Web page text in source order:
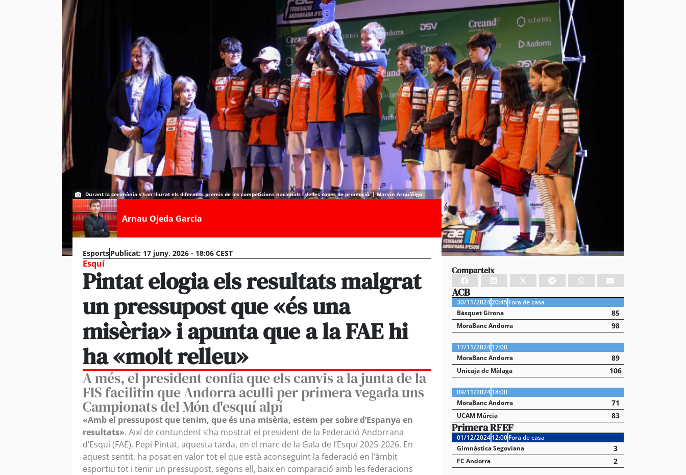
Durant la cerimònia s’han lliurat els diferents premis de les competicions nacionals i de les copes de promoció. | Marvin Arquíñigo
Arnau Ojeda Garcia
EsportsPublicat: 17 juny, 2026 - 18:06 CEST
Esquí
Pintat elogia els resultats malgrat
un pressupost que «és una
misèria» i apunta que a la FAE hi
ha «molt relleu»
A més, el president confia que els canvis a la junta de la
FIS facilitin que Andorra aculli per primera vegada uns
Campionats del Món d'esquí alpí
«Amb el pressupost que tenim, que és una misèria, estem per sobre d’Espanya en
resultats». Així de contundent s’ha mostrat el president de la Federació Andorrana
d’Esquí (FAE), Pepi Pintat, aquesta tarda, en el marc de la Gala de l’Esquí 2025-2026. En
aquest sentit, ha posat en valor tot el que està aconseguint la federació en l’àmbit
esportiu tot i tenir un pressupost, segons ell, baix en comparació amb les federacions
Comparteix
ACB
30/11/202420:45 Fora de casa
Bàsquet Girona
85
MoraBanc Andorra 98
17/11/2024 17:00
MoraBanc Andorra
89
Unicaja de Màlaga 106
09/11/2024 18:00
MoraBanc Andorra
71
UCAM Múrcia 83
Primera RFEF
01/12/2024 12:00 Fora de casa
Gimnástica Segoviana
3
FC Andorra 2